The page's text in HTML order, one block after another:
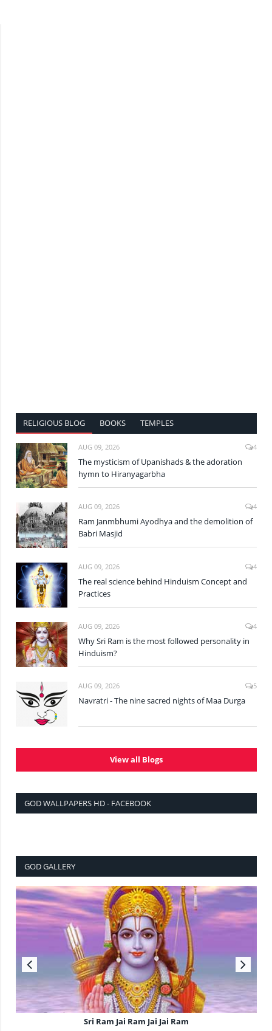
RELIGIOUS BLOG BOOKS TEMPLES
AUG 09, 2026 4
The mysticism of Upanishads & the adoration
hymn to Hiranyagarbha
AUG 09, 2026 4
Ram Janmbhumi Ayodhya and the demolition of
Babri Masjid
AUG 09, 2026 4
The real science behind Hinduism Concept and
Practices
AUG 09, 2026 4
Why Sri Ram is the most followed personality in
Hinduism?
AUG 09, 2026 5
Navratri - The nine sacred nights of Maa Durga
View all Blogs
GOD WALLPAPERS HD - FACEBOOK
GOD GALLERY
Sri Ram Jai Ram Jai Jai Ram